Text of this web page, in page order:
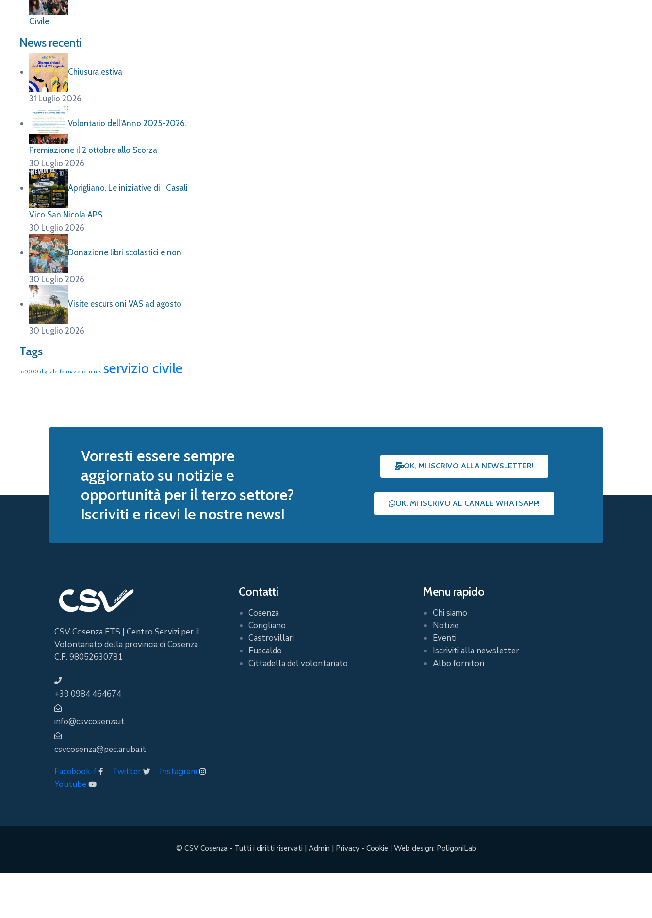
Civile
News recenti
Chiusura estiva
31 Luglio 2026
Volontario dell’Anno 2025-2026.
Premiazione il 2 ottobre allo Scorza
30 Luglio 2026
Aprigliano. Le iniziative di I Casali
Vico San Nicola APS
30 Luglio 2026
Donazione libri scolastici e non
30 Luglio 2026
Visite escursioni VAS ad agosto
30 Luglio 2026
Tags
5x1000 digitale formazione runts servizio civile
Vorresti essere sempre
aggiornato su notizie e
opportunità per il terzo settore?
Iscriviti e ricevi le nostre news!
OK, MI ISCRIVO ALLA NEWSLETTER!
OK, MI ISCRIVO AL CANALE WHATSAPP!
CSV Cosenza ETS | Centro Servizi per il
Volontariato della provincia di Cosenza
C.F. 98052630781
+39 0984 464674
info@csvcosenza.it
csvcosenza@pec.aruba.it
Facebook-f
Twitter
Instagram
Youtube
Contatti
Cosenza
Corigliano
Castrovillari
Fuscaldo
Cittadella del volontariato
Menu rapido
Chi siamo
Notizie
Eventi
Iscriviti alla newsletter
Albo fornitori
© CSV Cosenza - Tutti i diritti riservati | Admin | Privacy- Cookie | Web design: PoligoniLab